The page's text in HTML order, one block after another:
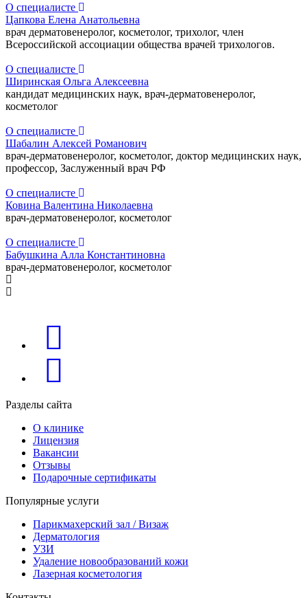
О специалисте
Цапкова Елена Анатольевна
врач дерматовенеролог, косметолог, трихолог, член
Всероссийской ассоциации общества врачей трихологов.
О специалисте
Ширинская Ольга Алексеевна
кандидат медицинских наук, врач-дерматовенеролог,
косметолог
О специалисте
Шабалин Алексей Романович
врач-дерматовенеролог, косметолог, доктор медицинских наук,
профессор, Заслуженный врач РФ
О специалисте
Ковина Валентина Николаевна
врач-дерматовенеролог, косметолог
О специалисте
Бабушкина Алла Константиновна
врач-дерматовенеролог, косметолог
Разделы сайта
О клинике
Лицензия
Вакансии
Отзывы
Подарочные сертификаты
Популярные услуги
Парикмахерский зал / Визаж
Дерматология
УЗИ
Удаление новообразований кожи
Лазерная косметология